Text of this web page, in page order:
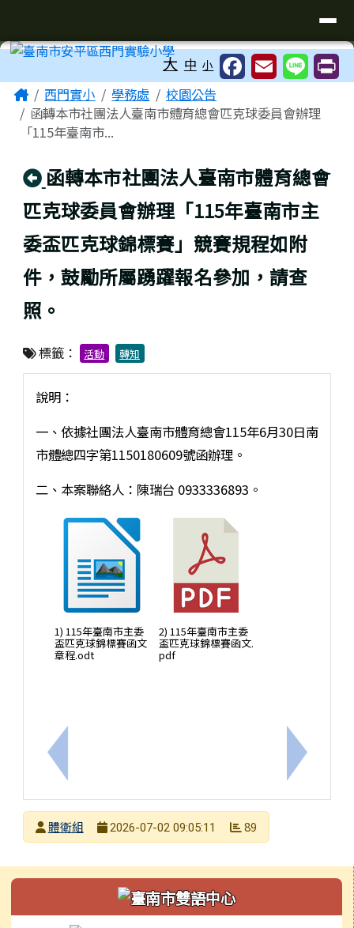
工具列 大 中 小
主內容區域
Home西門實小 學務處
校園公告
函轉本市社團法人臺南市體育總會匹克球委員會辦理
「115年臺南市...
回上頁
函轉本市社團法人臺南市體育總會
匹克球委員會辦理「115年臺南市主
委盃匹克球錦標賽」競賽規程如附
件，鼓勵所屬踴躍報名參加，請查
照。
標籤： 活動 轉知
上一筆：暑假期間請持續加強電子煙防制宣導，並
說明：
一、依據社團法人臺南市體育總會115年6月30日南
市體總四字第1150180609號函辦理。
二、本案聯絡人：陳瑞台 0933336893。
1) 115年臺南市主委
盃匹克球錦標賽函文
章程.odt
2) 115年臺南市主委
盃匹克球錦標賽函文.
pdf
下一筆：
發布者
體衛組
2026-07-02 09:05:11 89
左邊區域內容
頁尾區域